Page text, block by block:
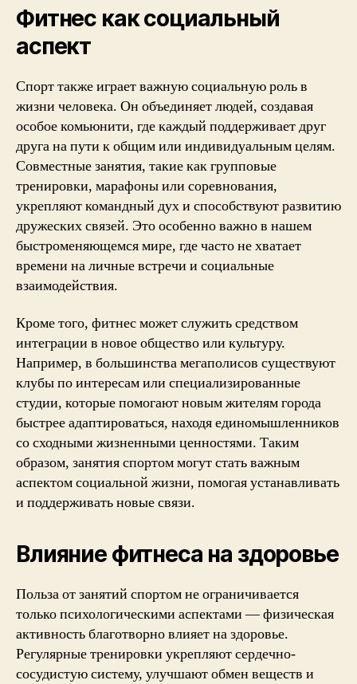
Фитнес как социальный
аспект
Спорт также играет важную социальную роль в
жизни человека. Он объединяет людей, создавая
особое комьюнити, где каждый поддерживает друг
друга на пути к общим или индивидуальным целям.
Совместные занятия, такие как групповые
тренировки, марафоны или соревнования,
укрепляют командный дух и способствуют развитию
дружеских связей. Это особенно важно в нашем
быстроменяющемся мире, где часто не хватает
времени на личные встречи и социальные
взаимодействия.
Кроме того, фитнес может служить средством
интеграции в новое общество или культуру.
Например, в большинства мегаполисов существуют
клубы по интересам или специализированные
студии, которые помогают новым жителям города
быстрее адаптироваться, находя единомышленников
со сходными жизненными ценностями. Таким
образом, занятия спортом могут стать важным
аспектом социальной жизни, помогая устанавливать
и поддерживать новые связи.
Влияние фитнеса на здоровье
Польза от занятий спортом не ограничивается
только психологическими аспектами — физическая
активность благотворно влияет на здоровье.
Регулярные тренировки укрепляют сердечно-
сосудистую систему, улучшают обмен веществ и